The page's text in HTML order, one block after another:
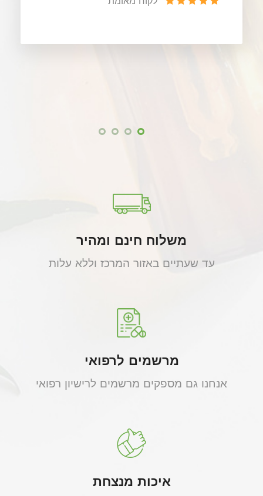
בראש
משלוח חינם ומהיר
עד שעתיים באזור המרכז וללא עלות
מרשמים לרפואי
אנחנו גם מספקים מרשמים לרישיון רפואי
איכות מנצחת